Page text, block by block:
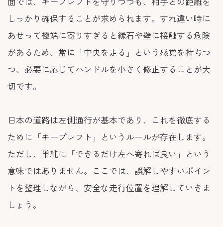
しっかり確保することが求められます。すれ違い時に
あせって極端に寄りすぎると縁石や壁に接触する危険
があるため、常に「中央を走る」という感覚を持ちつ
つ、必要に応じてハンドルを小さく修正することが大
切です。
日本の道路は左側通行が基本であり、これを徹底する
ために「キープレフト」というルールが存在します。
ただし、単純に「できるだけ左へ寄れば良い」という
意味ではありません。ここでは、誤解しやすいポイン
トを整理しながら、安全な走行位置を理解していきま
しょう。